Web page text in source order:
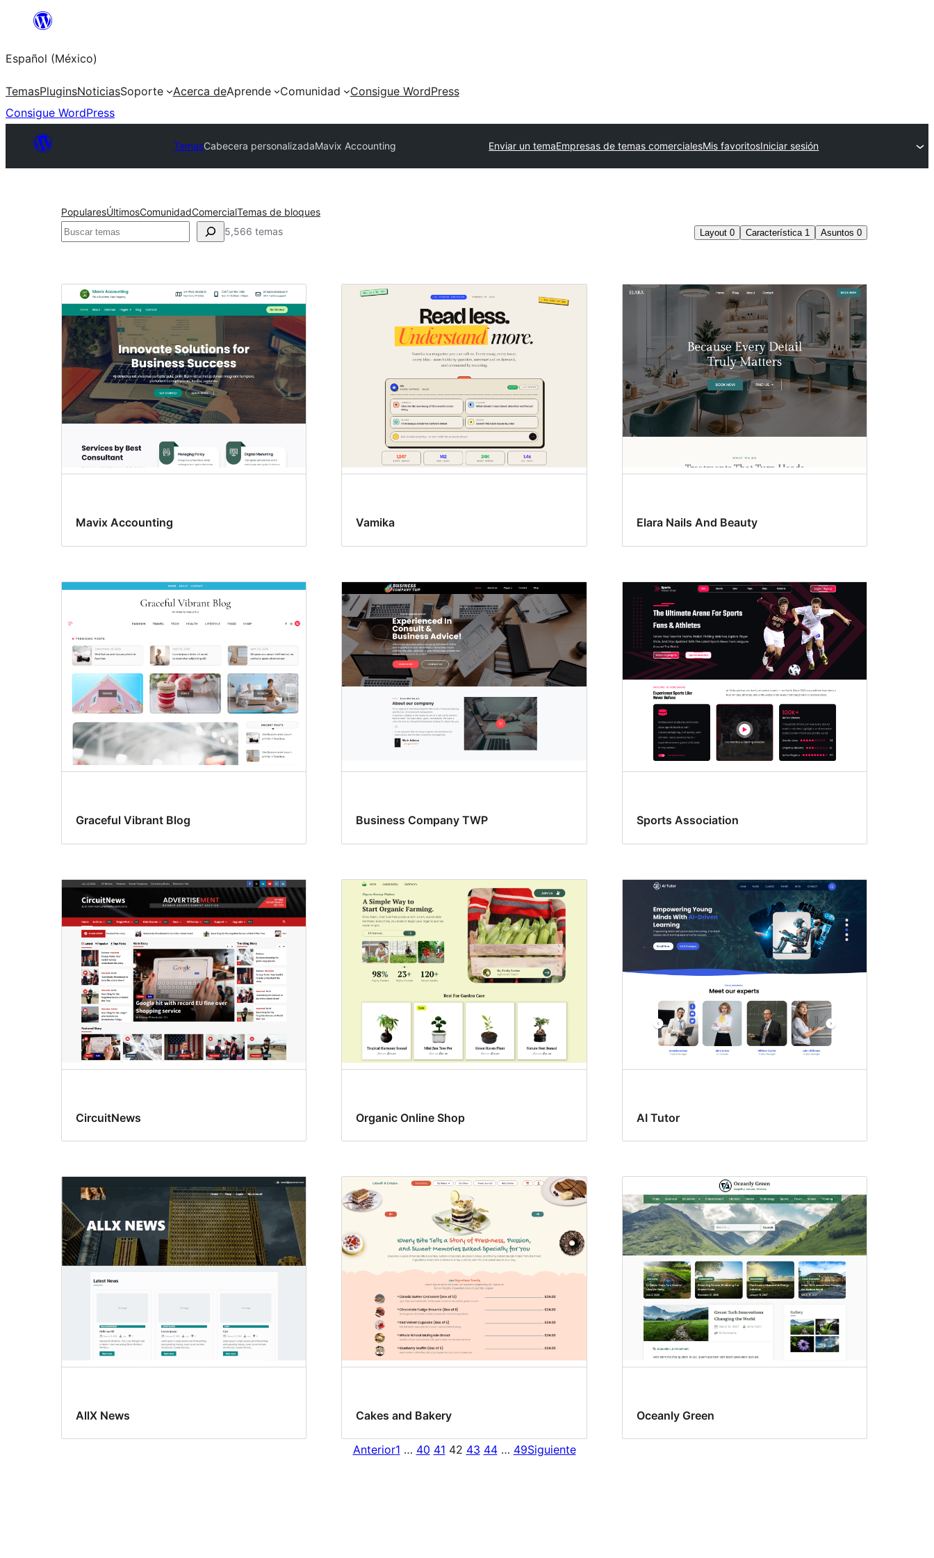
Saltar
contenido
Español (México)
TemasPluginsNoticiasSoporte Acerca deAprende Comunidad
Consigue WordPress
Consigue WordPress
TemasCabecera personalizadaMavix Accounting Enviar un temaEmpresas de temas comercialesMis favoritosIniciar sesión
PopularesÚltimosComunidadComercialTemas de bloques
Buscar 5,566 temas Layout 0 Característica 1 Asuntos 0
Cabecera
personalizada
Mavix Accounting Vamika Elara Nails And Beauty
Graceful Vibrant Blog Business Company TWP Sports Association
CircuitNews Organic Online Shop AI Tutor
AllX News Cakes and Bakery Oceanly Green
Anterior1 … 40 41 42 43 44 … 49Siguiente